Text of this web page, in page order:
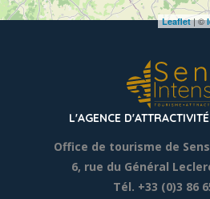
Leaflet| ©
L'AGENCE
Office de tourisme de
6, rue du Général
Tél. +33 (0)3 86